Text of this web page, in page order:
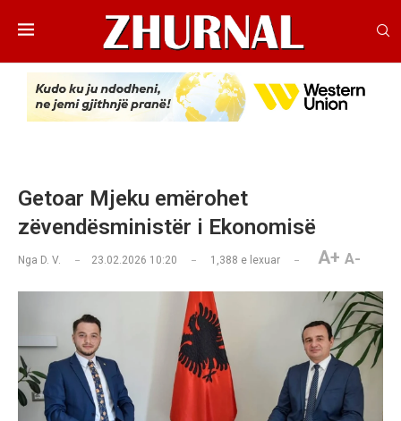
Getoar Mjeku emërohet
zëvendësministër i Ekonomisë
Nga D. V. 23.02.2026 10:20 1,388 e lexuar A+ A-